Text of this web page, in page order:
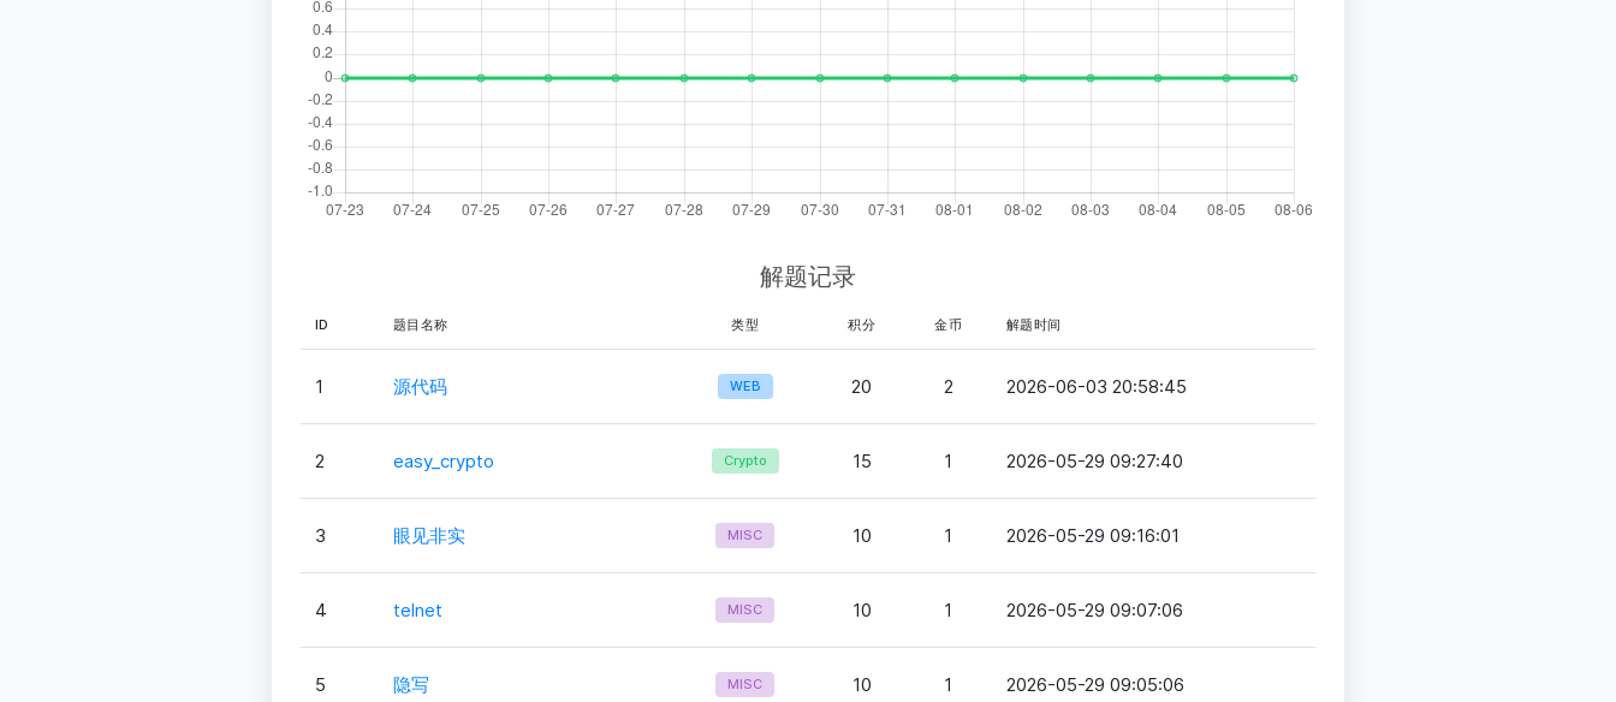
解题记录
ID 题目名称 类型 积分 金币 解题时间
1 源代码 WEB 20 2 2026-06-03 20:58:45
2 easy_crypto Crypto 15 1 2026-05-29 09:27:40
3 眼见非实 MISC 10 1 2026-05-29 09:16:01
4 telnet MISC 10 1 2026-05-29 09:07:06
5 隐写 MISC 10 1 2026-05-29 09:05:06